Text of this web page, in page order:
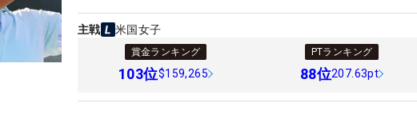
主戦 米国女子
賞金ランキング
103位$159,265
PTランキング
88位207.63pt